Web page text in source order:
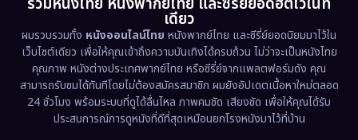
Fantasy จินตนาการ (326)
Fiction (9)
Film (57)
รวมหนังไทย หนังพากย์ไทย และซีรี่ย์ยอดฮิตไว้ในที่
เดียว
ผมรวบรวมทั้ง หนังออนไลน์ไทย หนังพากย์ไทย และซีรี่ย์ยอดนิยมมาไว้ใน
เว็บไซต์เดียว เพื่อให้คุณเข้าถึงความบันเทิงได้ครบถ้วน ไม่ว่าจะเป็นหนังไทย
คุณภาพ หนังต่างประเทศพากย์ไทย หรือซีรี่ย์จากแพลตฟอร์มดัง คุณ
สามารถรับชมได้ทันทีโดยไม่ต้องสมัครสมาชิก ผมยังอัปเดตเนื้อหาใหม่ตลอด
24 ชั่วโมง พร้อมระบบที่ดูได้ลื่นไหล ภาพคมชัด เสียงชัด เพื่อให้คุณได้รับ
ประสบการณ์การดูหนังที่ดีที่สุดเหมือนยกโรงหนังมาไว้ที่บ้าน